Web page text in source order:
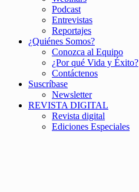
Podcast
Entrevistas
Reportajes
¿Quiénes Somos?
Conozca al Equipo
¿Por qué Vida y Éxito?
Contáctenos
Suscríbase
Newsletter
REVISTA DIGITAL
Revista digital
Ediciones Especiales